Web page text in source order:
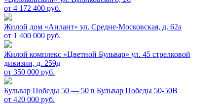
от 4 172 400 руб.
Жилой дом «Анлант» ул. Средне-Московская, д. 62а
от 1 400 000 руб.
Жилой комплекс «Цветной Бульвар» ул. 45 стрелковой
дивизии, д. 259д
от 350 000 руб.
Бульвар Победы 50 — 50 в Бульвар Победы 50-50В
от 420 000 руб.